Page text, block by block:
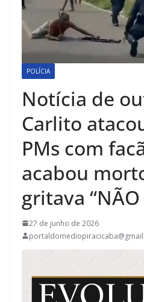
POLÍCIA
Notícia de
Carlito
PMs com
acabou
gritava “NÃO
27 de junho de 2026